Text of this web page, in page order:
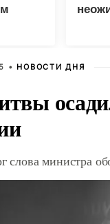
• НОВОСТИ ДНЯ
слова министра